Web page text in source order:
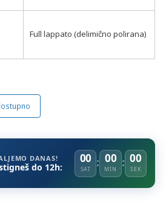
Full lappato (delimično polirana)
DANAS!
do 12h:
00
SAT
00
MIN
00
SEK